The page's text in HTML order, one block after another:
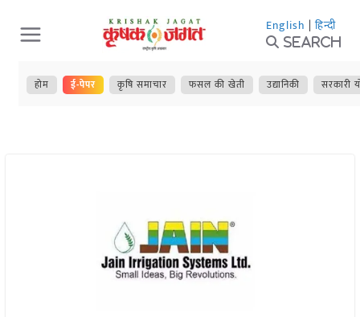
Skip
to
content
English | हिन्दी
Search
होम ई-पेपर कृषि समाचार फसल की खेती उद्यानिकी सरकारी